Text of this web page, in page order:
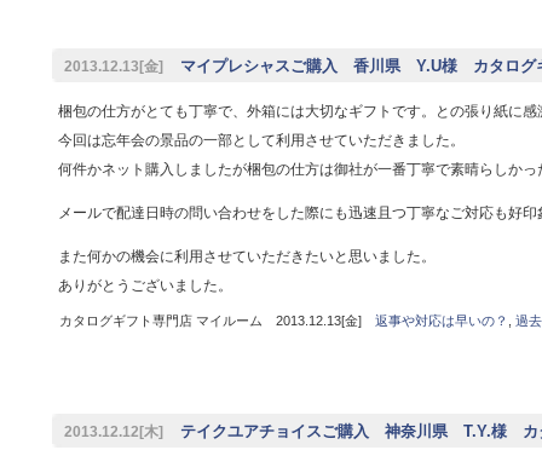
2013.12.13[金] マイプレシャスご購入 香川県 Y.U様 カタログ
梱包の仕方がとても丁寧で、外箱には大切なギフトです。との張り紙に感
今回は忘年会の景品の一部として利用させていただきました。
何件かネット購入しましたが梱包の仕方は御社が一番丁寧で素晴らしかっ
メールで配達日時の問い合わせをした際にも迅速且つ丁寧なご対応も好印
また何かの機会に利用させていただきたいと思いました。
ありがとうございました。
カタログギフト専門店 マイルーム 2013.12.13[金] 返事や対応は早いの？ 過
2013.12.12[木] テイクユアチョイスご購入 神奈川県 T.Y.様 カ